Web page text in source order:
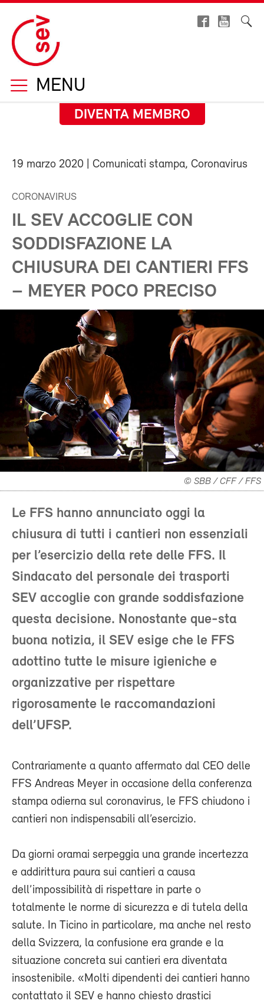
MENU
DIVENTA MEMBRO
19 marzo 2020 | Comunicati stampa, Coronavirus
CORONAVIRUS
IL SEV ACCOGLIE CON
SODDISFAZIONE LA
CHIUSURA DEI CANTIERI FFS
– MEYER POCO PRECISO
© SBB / CFF / FFS
Le FFS hanno annunciato oggi la
chiusura di tutti i cantieri non essenziali
per l’esercizio della rete delle FFS. Il
Sindacato del personale dei trasporti
SEV accoglie con grande soddisfazione
questa decisione. Nonostante que-sta
buona notizia, il SEV esige che le FFS
adottino tutte le misure igieniche e
organizzative per rispettare
rigorosamente le raccomandazioni
dell’UFSP.
Contrariamente a quanto affermato dal CEO delle
FFS Andreas Meyer in occasione della conferenza
stampa odierna sul coronavirus, le FFS chiudono i
cantieri non indispensabili all’esercizio.
Da giorni oramai serpeggia una grande incertezza
e addirittura paura sui cantieri a causa
dell’impossibilità di rispettare in parte o
totalmente le norme di sicurezza e di tutela della
salute. In Ticino in particolare, ma anche nel resto
della Svizzera, la confusione era grande e la
situazione concreta sui cantieri era diventata
insostenibile. «Molti dipendenti dei cantieri hanno
contattato il SEV e hanno chiesto drastici